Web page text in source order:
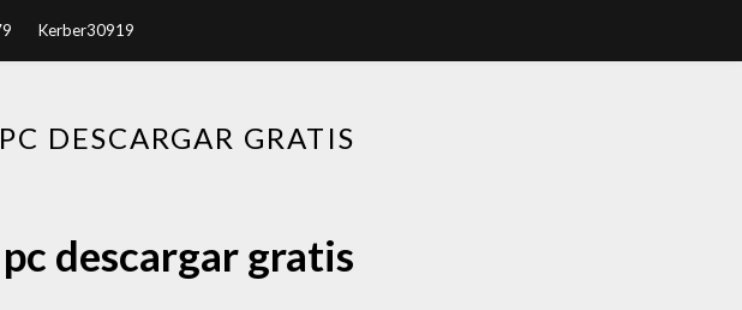
Kerber30919
DESCARGAR GRATIS
descargar gratis